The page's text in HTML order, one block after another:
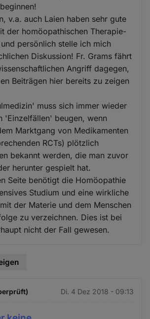
v.a. auch Laien haben sehr gute
der homöopathischen Therapie-
persönlich stelle ich mich
Diskussion! Fr. Grams fährt
Angriff dagegen,
Beiträgen hier bereits zu zeigen
muss sich immer wieder
'Einzelfällen' beugen, wenn
Marktgang von Medikamenten
RCTs) plötzlich
bekannt werden, die man zuvor
herunter gespielt hat.
Seite benötigt die Homöopathie
Studium und eine wirkliche
der Materie und dem Menschen
zu verzeichnen. Dies ist bei
nicht der Fall gewesen.
Di. 4 Dez 2018 - 09:13